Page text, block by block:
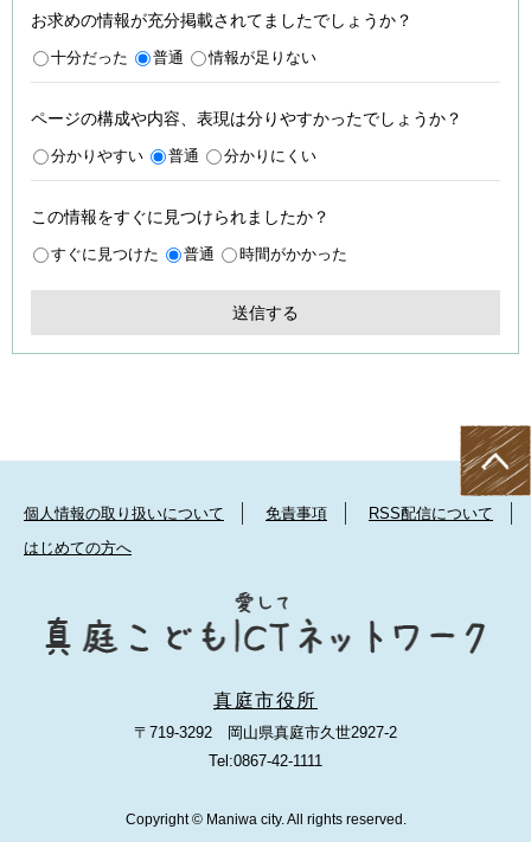
お求めの情報が充分掲載されてましたでしょうか？
十分だった 普通 情報が足りない
ページの構成や内容、表現は分りやすかったでしょうか？
分かりやすい 普通 分かりにくい
この情報をすぐに見つけられましたか？
すぐに見つけた 普通 時間がかかった
個人情報の取り扱いについて 免責事項
RSS配信について
はじめての方へ
真庭市役所
〒719-3292 岡山県真庭市久世2927-2
Tel:0867-42-1111
Copyright © Maniwa city. All rights reserved.